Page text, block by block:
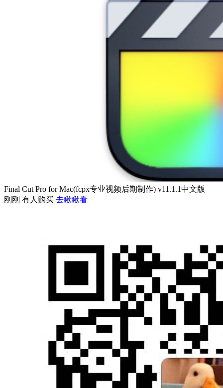
Final Cut Pro for Mac(fcpx专业视频后期制作) v11.1.1中文版
刚刚 有人购买 去瞅瞅看